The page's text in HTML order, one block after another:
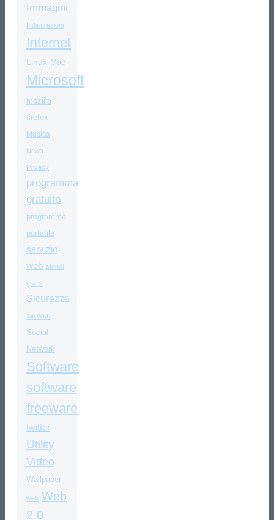
Immagini
Indiscrezioni
Internet
Linux Mac
Microsoft
mozilla
firefox
Musica
News
Privacy
programma
gratuito
programma
portatile
servizio
web sfondi
gratis
Sicurezza
Siti Web
Social
Network
Software
software
freeware
twitter
Utility
Video
Wallpaper
web Web
2.0